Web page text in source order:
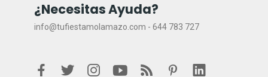
¿Necesitas Ayuda?
info@tufiestamolamazo.com - 644 783 727